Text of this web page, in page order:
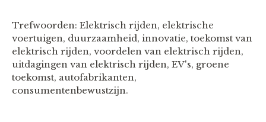
Trefwoorden: Elektrisch rijden, elektrische
voertuigen, duurzaamheid, innovatie, toekomst van
elektrisch rijden, voordelen van elektrisch rijden,
uitdagingen van elektrisch rijden, EV's, groene
toekomst, autofabrikanten,
consumentenbewustzijn.